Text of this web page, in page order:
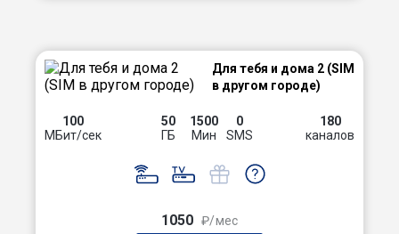
Для тебя и дома 2 (SIM
в другом городе)
100
МБит/сек
50
ГБ
1500
Мин
0
SMS
180
каналов
1050 ₽/мес